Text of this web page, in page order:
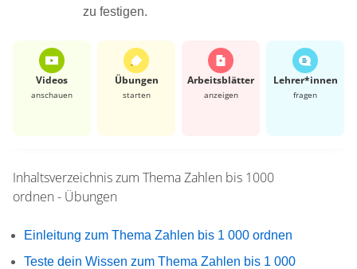
zu festigen.
Videos
anschauen
Übungen
starten
Arbeits­blätter
anzeigen
Lehrer*​innen
fragen
Inhaltsverzeichnis zum ThemaZahlen bis 1000
ordnen - Übungen
Einleitung zum Thema Zahlen bis 1 000 ordnen
Teste dein Wissen zum Thema Zahlen bis 1 000